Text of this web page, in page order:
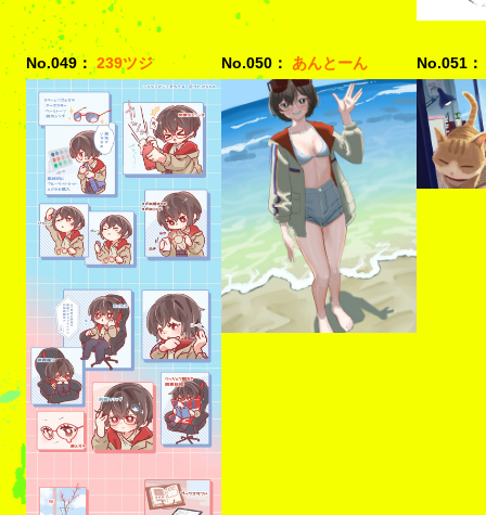
No.049： 239ツジ No.050： あんとーん No.051：